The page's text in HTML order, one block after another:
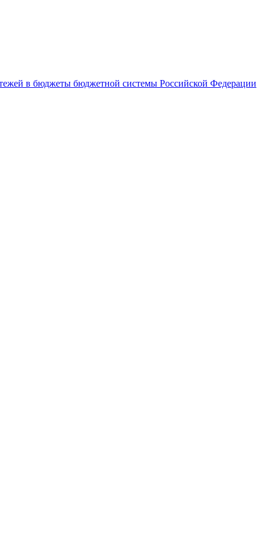
в бюджеты бюджетной системы Российской Федерации